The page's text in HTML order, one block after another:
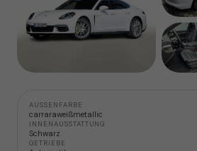
AUSSENFARBE
carraraweißmetallic
INNENAUSSTATTUNG
Schwarz
GETRIEBE